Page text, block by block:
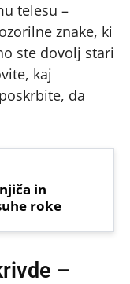
telesu –
znake, ki
ste dovolj stari
kaj
da
in
roke
–